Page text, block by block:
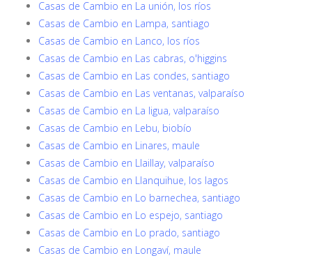
Casas de Cambio en La unión, los ríos
Casas de Cambio en Lampa, santiago
Casas de Cambio en Lanco, los ríos
Casas de Cambio en Las cabras, o'higgins
Casas de Cambio en Las condes, santiago
Casas de Cambio en Las ventanas, valparaíso
Casas de Cambio en La ligua, valparaíso
Casas de Cambio en Lebu, biobío
Casas de Cambio en Linares, maule
Casas de Cambio en Llaillay, valparaíso
Casas de Cambio en Llanquihue, los lagos
Casas de Cambio en Lo barnechea, santiago
Casas de Cambio en Lo espejo, santiago
Casas de Cambio en Lo prado, santiago
Casas de Cambio en Longaví, maule